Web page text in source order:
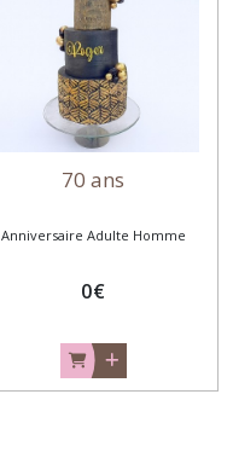
70 ans
Anniversaire Adulte Homme
0€